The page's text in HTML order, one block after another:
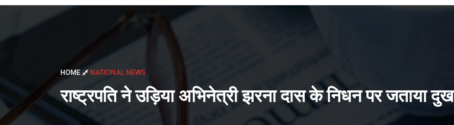
HOME NATIONAL NEWS
राष्ट्रपति ने उड़िया अभिनेत्री झरना दास के निधन पर जताया दुख